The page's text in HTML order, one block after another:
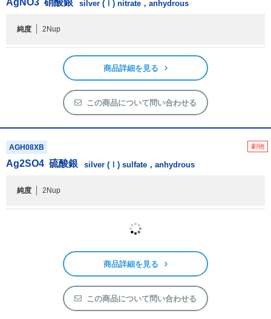
silver (Ⅰ) nitrate，anhydrous
純度 2Nup
商品詳細を見る
この商品について問い合わせる
劇物
AGH08XB
Ag2SO4 硫酸銀 silver (Ⅰ) sulfate，anhydrous
純度 2Nup
商品詳細を見る
この商品について問い合わせる